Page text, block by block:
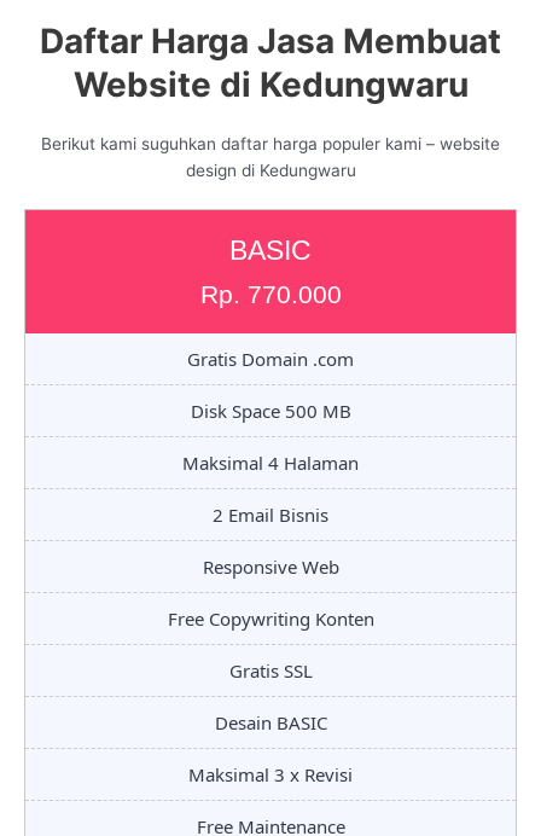
Daftar Harga Jasa Membuat
Website di Kedungwaru
Berikut kami suguhkan daftar harga populer kami – website
design di Kedungwaru
BASIC
Rp. 770.000
Gratis Domain .com
Disk Space 500 MB
Maksimal 4 Halaman
2 Email Bisnis
Responsive Web
Free Copywriting Konten
Gratis SSL
Desain BASIC
Maksimal 3 x Revisi
Free Maintenance